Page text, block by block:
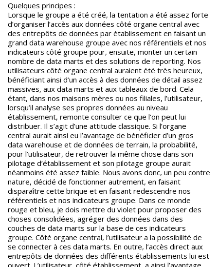
Quelques principes :
Lorsque le groupe a été créé, la tentation a été assez forte
d’organiser l’accès aux données côté organe central avec
des entrepôts de données par établissement en faisant un
grand data warehouse groupe avec nos référentiels et nos
indicateurs côté groupe pour, ensuite, monter un certain
nombre de data marts et des solutions de reporting. Nos
utilisateurs côté organe central auraient été très heureux,
bénéficiant ainsi d’un accès à des données de détail assez
massives, aux data marts et aux tableaux de bord. Cela
étant, dans nos maisons mères ou nos filiales, l’utilisateur,
lorsqu’il analyse ses propres données au niveau
établissement, remonte consulter ce que l’on peut lui
distribuer. Il s’agit d’une attitude classique. Si l’organe
central aurait ainsi eu l’avantage de bénéficier d’un gros
data warehouse et de données de terrain, la probabilité,
pour l’utilisateur, de retrouver la même chose dans son
pilotage d’établissement et son pilotage groupe aurait
néanmoins été assez faible. Nous avons donc, un peu contre
nature, décidé de fonctionner autrement, en faisant
disparaître cette brique et en faisant redescendre nos
référentiels et nos indicateurs groupe. Dans ce monde
rouge et bleu, je dois mettre du violet pour proposer des
choses consolidées, agréger des données dans des
couches de data marts sur la base de ces indicateurs
groupe. Côté organe central, l’utilisateur a la possibilité de
se connecter à ces data marts. En outre, l’accès direct aux
entrepôts de données des différents établissements lui est
ouvert. L’utilisateur, côté établissement, a ainsi l’avantage